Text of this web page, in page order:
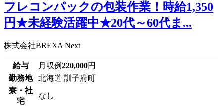
フレコンパックの包装作業！時給1,350
円★未経験活躍中★20代～60代ま...
株式会社BREXA Next
給与 月収例220,000円
勤務地
北海道 訓子府町
寮・社
宅
なし